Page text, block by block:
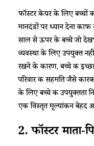
फॉस्टर केयर के लिए बच्चों
मानदंडों पर ध्यान देना
साल से ऊपर के बच्चे जो
व्यवस्था के लिए उपयुक्त
रखने के कारण, बच्चे की
परिवार की सहमति जैसे
के लिए बच्चे की उपयुक्तता
एक विस्तृत मूल्यांकन बेहद
2. फॉस्टर माता-